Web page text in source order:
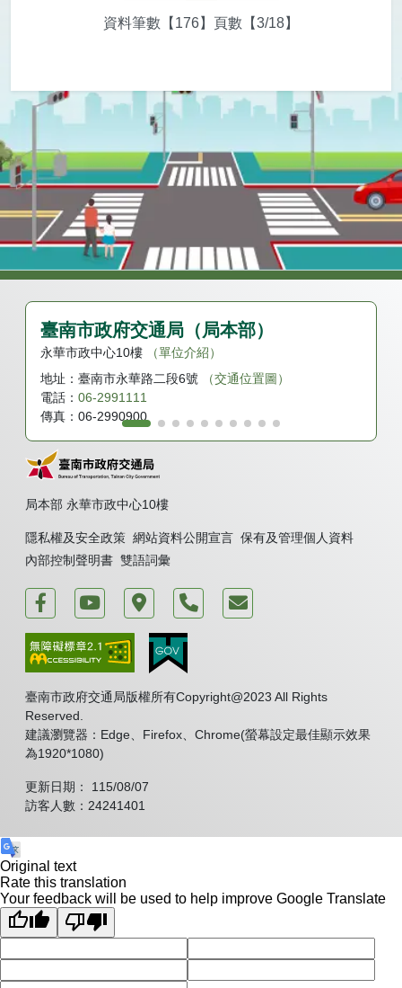
資料筆數【176】頁數【3/18】
臺南市政府交通局（局本部）
永華市政中心10樓
（單位介紹）
地址： 臺南市永華路二段6號
（交通位置圖）
電話： 06-2991111
傳真： 06-2990900
局本部 永華市政中心10樓
隱私權及安全政策 網站資料公開宣言 保有及管理個人資料
內部控制聲明書 雙語詞彙
運轉台南好交通
臺南市政府交通局 新聞頻道
臺南市政府永華市政中心
電話 我要發表意見
臺南市政府交通局版權所有Copyright@2023 All Rights
Reserved.
建議瀏覽器：Edge、Firefox、Chrome(螢幕設定最佳顯示效果
為1920*1080)
更新日期： 115/08/07
訪客人數：24241401
Original text
Rate this translation
Your feedback will be used to help improve Google Translate